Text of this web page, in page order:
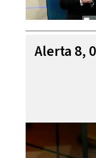
Alerta 8,